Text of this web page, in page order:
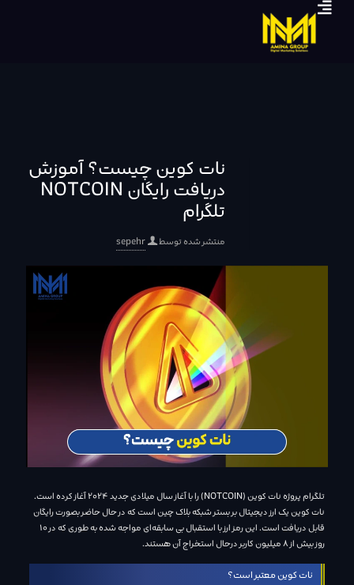
نات کوین چیست؟ آموزش
دریافت رایگان NOTCOIN
تلگرام
منتشر شده توسط sepehr
تلگرام پروژه نات کوین (NOTCOIN) را با آغاز سال میلادی جدید 2024 آغاز کرده است.
نات کوین یک ارز دیجیتال بر بستر شبکه بلاک چین است که در حال حاضر بصورت رایگان
قابل دریافت است. این رمز ارز با استقبال بی سابقه‌ای مواجه شده به طوری که در 10
روز بیش از 8 میلیون کاربر درحال استخراج آن هستند.
نات کوین معتبر است؟